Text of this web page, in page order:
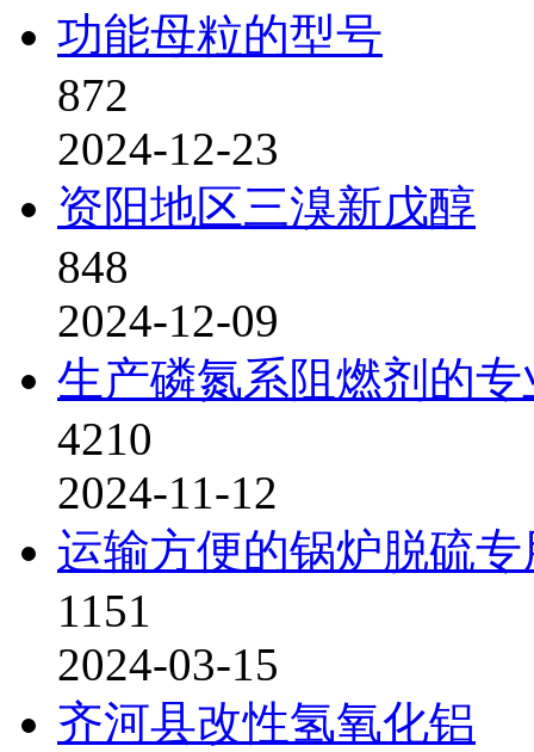
功能母粒的型号
872
2024-12-23
资阳地区三溴新戊醇
848
2024-12-09
生产磷氮系阻燃剂的
4210
2024-11-12
运输方便的锅炉脱硫
1151
2024-03-15
齐河县改性氢氧化铝